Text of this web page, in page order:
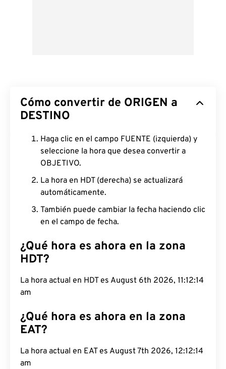
Cómo convertir de ORIGEN a
DESTINO
Haga clic en el campo FUENTE (izquierda) y
seleccione la hora que desea convertir a
OBJETIVO.
La hora en HDT (derecha) se actualizará
automáticamente.
También puede cambiar la fecha haciendo clic
en el campo de fecha.
¿Qué hora es ahora en la zona
HDT?
La hora actual en HDT es August 6th 2026, 11:12:15
am
¿Qué hora es ahora en la zona
EAT?
La hora actual en EAT es August 7th 2026, 12:12:15
am